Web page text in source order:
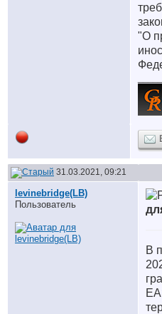
"О
31.03.2021, 09:21
levinebridge(LB)
Пользователь
В